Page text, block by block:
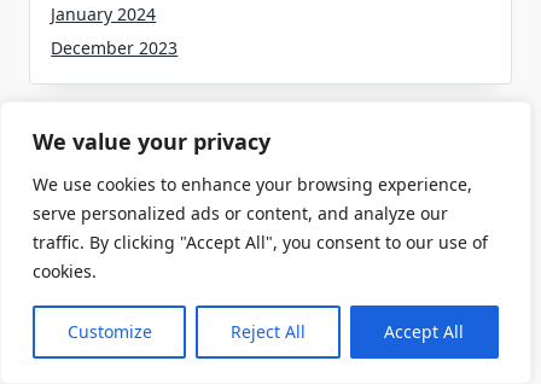
We value your privacy
We use cookies to enhance your browsing experience,
serve personalized ads or content, and analyze our
traffic. By clicking "Accept All", you consent to our use of
cookies.
Customize Reject All Accept All
January 2024
December 2023
Categories
Finanzen
Lifestyle
Technologie